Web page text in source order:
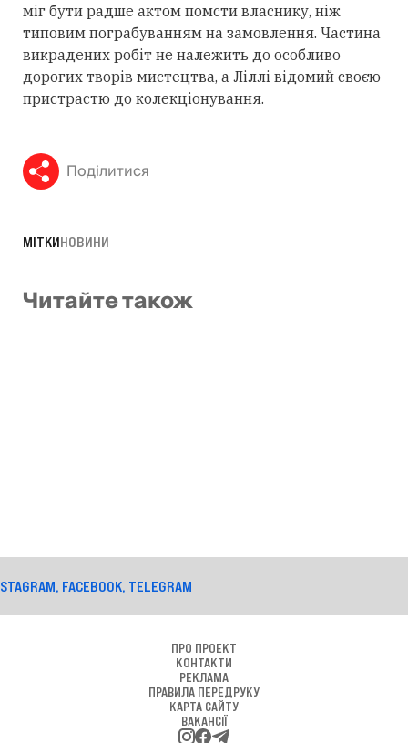
міг бути радше актом помсти власнику, ніж
типовим пограбуванням на замовлення. Частина
викрадених робіт не належить до особливо
дорогих творів мистецтва, а Ліллі відомий своєю
пристрастю до колекціонування.
Поділитися
МІТКИНОВИНИ
Читайте також
,TELEGRAM
ПРО ПРОЕКТ
КОНТАКТИ
РЕКЛАМА
ПРАВИЛА ПЕРЕДРУКУ
КАРТА САЙТУ
ВАКАНСІЇ